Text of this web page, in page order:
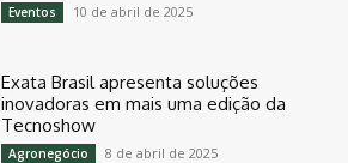
Eventos 10 de abril de 2025
Exata Brasil apresenta soluções
inovadoras em mais uma edição da
Tecnoshow
Agronegócio 8 de abril de 2025